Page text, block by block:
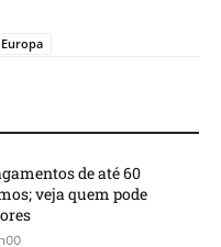
Europa
de até 60
veja quem pode